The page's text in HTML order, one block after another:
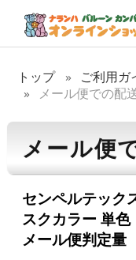
トップ ご利用ガ
メール便での配
メール便
センペルテック
スクカラー 単色
メール便判定量